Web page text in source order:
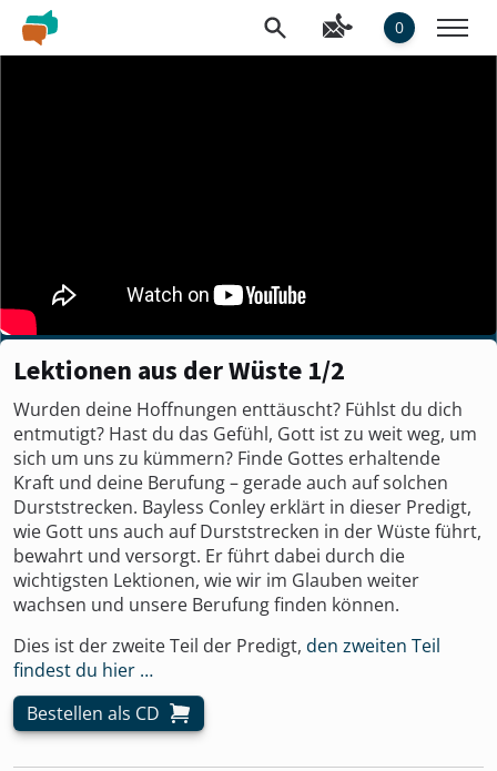
0
Lektionen aus der Wüste 1/2
Wurden deine Hoffnungen enttäuscht? Fühlst du dich
entmutigt? Hast du das Gefühl, Gott ist zu weit weg, um
sich um uns zu kümmern? Finde Gottes erhaltende
Kraft und deine Berufung – gerade auch auf solchen
Durststrecken. Bayless Conley erklärt in dieser Predigt,
wie Gott uns auch auf Durststrecken in der Wüste führt,
bewahrt und versorgt. Er führt dabei durch die
wichtigsten Lektionen, wie wir im Glauben weiter
wachsen und unsere Berufung finden können.
Dies ist der zweite Teil der Predigt, den zweiten Teil
findest du hier …
Bestellen als CD